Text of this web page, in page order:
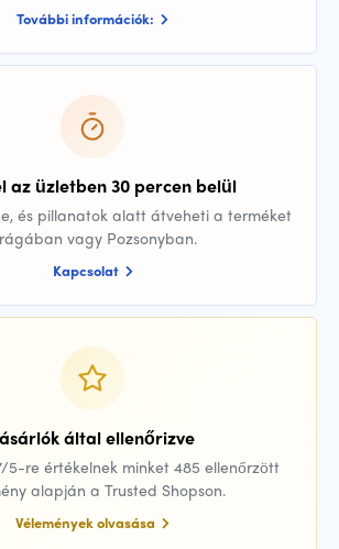
További információk:
az üzletben 30 percen belül
és pillanatok alatt átveheti a terméket
vagy Pozsonyban.
Kapcsolat
által ellenőrizve
5-re értékelnek minket 485 ellenőrzött
alapján a Trusted Shopson.
Vélemények olvasása